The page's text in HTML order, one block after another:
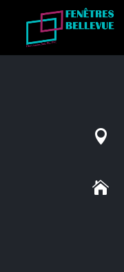

